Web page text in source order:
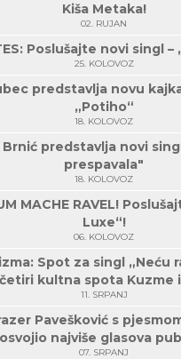
Kiša Metaka!
02. RUJAN
Poslušajte novi singl
25. KOLOVOZ
predstavlja novu
„Potiho“
18. KOLOVOZ
Brnić predstavlja novi
prespavala"
18. KOLOVOZ
MACHE RAVEL!
Luxe“!
06. KOLOVOZ
Spot za singl „Neću
kultna spota Kuzme
11. SRPANJ
Pavešković s
osvojio najviše glasova
07. SRPANJ